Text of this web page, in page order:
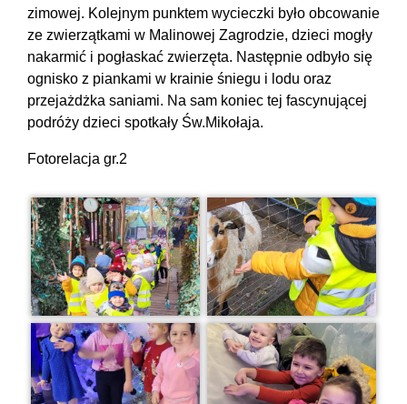
zimowej. Kolejnym punktem wycieczki było obcowanie
ze zwierzątkami w Malinowej Zagrodzie, dzieci mogły
nakarmić i pogłaskać zwierzęta. Następnie odbyło się
ognisko z piankami w krainie śniegu i lodu oraz
przejażdżka saniami. Na sam koniec tej fascynującej
podróży dzieci spotkały Św.Mikołaja.
Fotorelacja gr.2